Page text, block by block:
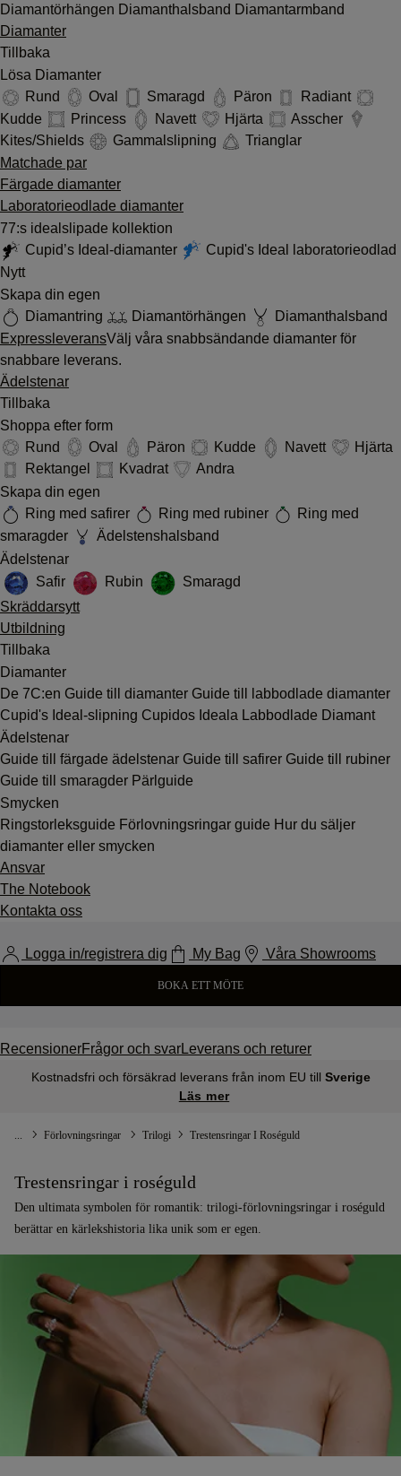
Diamantörhängen Diamanthalsband Diamantarmband
Diamanter
Tillbaka
Lösa Diamanter
Rund
Oval Smaragd Päron
Radiant
Kudde
Princess Navett Hjärta
Asscher
Kites/Shields
Gammalslipning
Trianglar
Matchade par
Färgade diamanter
Laboratorieodlade diamanter
77:s idealslipade kollektion
Cupid’s Ideal-diamanter
Cupid's Ideal laboratorieodlad
Nytt
Skapa din egen
Diamantring
Diamantörhängen
Diamanthalsband
ExpressleveransVälj våra snabbsändande diamanter för
snabbare leverans.
Ädelstenar
Tillbaka
Shoppa efter form
Rund
Oval Päron Kudde Navett
Hjärta
Rektangel
Kvadrat
Andra
Skapa din egen
Ring med safirer
Ring med rubiner
Ring med
smaragder
Ädelstenshalsband
Ädelstenar
Safir
Rubin
Smaragd
Skräddarsytt
Utbildning
Tillbaka
Diamanter
De 7C:en Guide till diamanter Guide till labbodlade diamanter
Cupid's Ideal-slipning Cupidos Ideala Labbodlade Diamant
Ädelstenar
Guide till färgade ädelstenar Guide till safirer Guide till rubiner
Guide till smaragder Pärlguide
Smycken
Ringstorleksguide Förlovningsringar guide Hur du säljer
diamanter eller smycken
Ansvar
The Notebook
Kontakta oss
Logga in/registrera dig My Bag Våra Showrooms
BOKA ETT MÖTE
RecensionerFrågor och svarLeverans och returer
Kostnadsfri och försäkrad leverans från inom EU till Sverige
Läs mer
... Förlovningsringar Trilogi Trestensringar I Roséguld
Trestensringar i roséguld
Den ultimata symbolen för romantik: trilogi-förlovningsringar i roséguld
berättar en kärlekshistoria lika unik som er egen.